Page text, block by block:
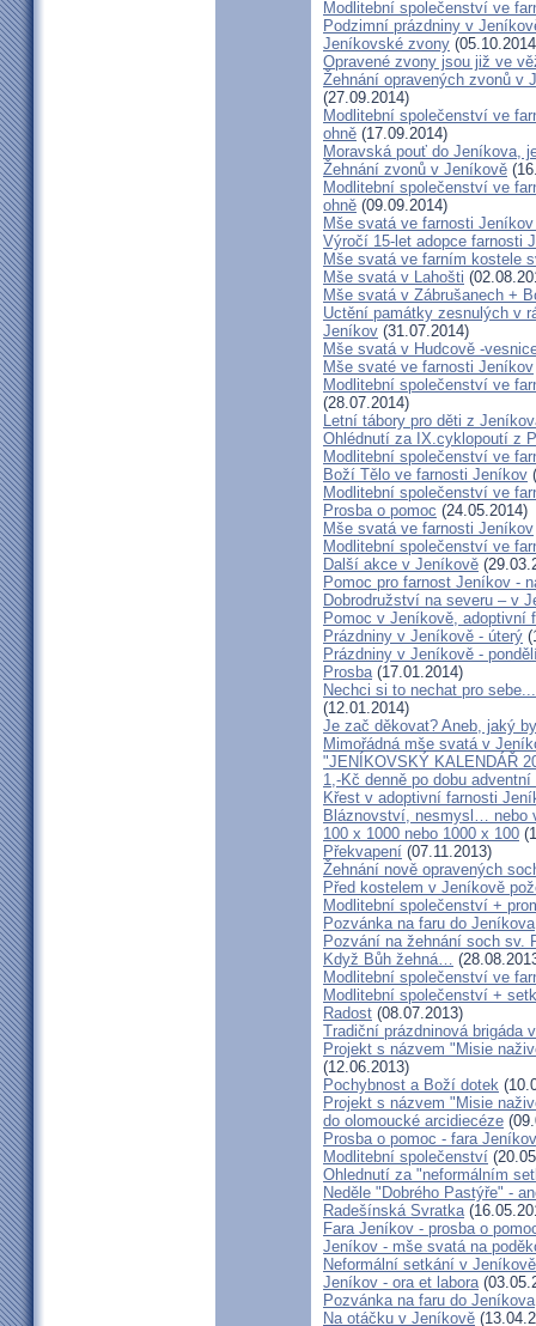
Modlitební společenství ve
Podzimní prázdniny v
Jeníkovské zvony
Opravené zvony jsou již ve
Žehnání opravených zvonů v
(27.09.2014)
Modlitební společenství ve
ohně (17.09.2014)
Moravská pouť do Jeníkova,
Žehnání zvonů v Jeníkově
Modlitební společenství ve
ohně (09.09.2014)
Mše svatá ve farnosti
Výročí 15-let adopce farnosti
Mše svatá ve farním kostele
Mše svatá v Lahošti
Mše svatá v Zábrušanech +
Uctění památky zesnulých v
Jeníkov (31.07.2014)
Mše svatá v Hudcově -
Mše svaté ve farnosti Jeníkov
Modlitební společenství ve
(28.07.2014)
Letní tábory pro děti z
Ohlédnutí za IX.cyklopoutí z
Modlitební společenství ve
Boží Tělo ve farnosti Jeníkov
Modlitební společenství ve
Prosba o pomoc (24.05.2014)
Mše svatá ve farnosti Jeníkov
Modlitební společenství ve
Další akce v Jeníkově
Pomoc pro farnost Jeníkov -
Dobrodružství na severu – v
Pomoc v Jeníkově, adoptivní
Prázdniny v Jeníkově - úterý
Prázdniny v Jeníkově -
Prosba(17.01.2014)
Nechci si to nechat pro
(12.01.2014)
Je zač děkovat? Aneb, jaký
Mimořádná mše svatá v
"JENÍKOVSKÝ KALENDÁŘ
1,-Kč denně po dobu
Křest v adoptivní farnosti
Bláznovství, nesmysl… nebo
100 x 1000 nebo 1000 x 100
Překvapení (07.11.2013)
Žehnání nově opravených
Před kostelem v Jeníkově
Modlitební společenství +
Pozvánka na faru do Jeníkova
Pozvání na žehnání soch sv.
Když Bůh žehná…
Modlitební společenství ve
Modlitební společenství +
Radost (08.07.2013)
Tradiční prázdninová brigáda
Projekt s názvem "Misie
(12.06.2013)
Pochybnost a Boží dotek
Projekt s názvem "Misie
do olomoucké arcidiecéze
Prosba o pomoc - fara Jeníkov
Modlitební společenství
Ohlednutí za "neformálním
Neděle "Dobrého Pastýře" -
Radešínská Svratka
Fara Jeníkov - prosba o
Jeníkov - mše svatá na
Neformální setkání v
Jeníkov - ora et labora
Pozvánka na faru do Jeníkova
Na otáčku v Jeníkově